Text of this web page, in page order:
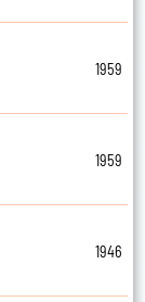
1959
1959
1946